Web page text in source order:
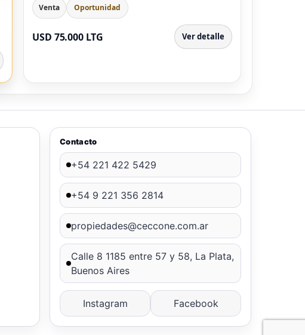
Venta Oportunidad
USD 75.000 LTG Ver detalle
Contacto
+54 221 422 5429
+54 9 221 356 2814
propiedades@ceccone.com.ar
Calle 8 1185 entre 57 y 58, La Plata,
Buenos Aires
Instagram Facebook